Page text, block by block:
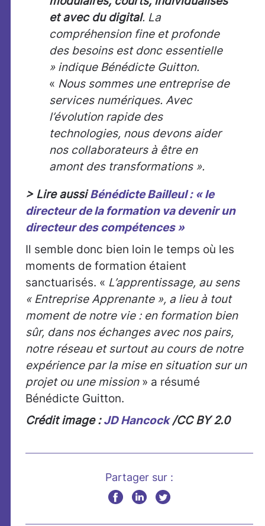
et avec du digital. La
compréhension fine et profonde
des besoins est donc essentielle
» indique Bénédicte Guitton.
« Nous sommes une entreprise de
services numériques. Avec
l’évolution rapide des
technologies, nous devons aider
nos collaborateurs à être en
amont des transformations ».
> Lire aussiBénédicte Bailleul : « le
directeur de la formation va devenir un
directeur des compétences »
Il semble donc bien loin le temps où les
moments de formation étaient
sanctuarisés. « L’apprentissage, au sens
« Entreprise Apprenante », a lieu à tout
moment de notre vie : en formation bien
sûr, dans nos échanges avec nos pairs,
notre réseau et surtout au cours de notre
expérience par la mise en situation sur un
projet ou une mission » a résumé
Bénédicte Guitton.
Crédit image :JD Hancock/CC BY 2.0
Partager sur :